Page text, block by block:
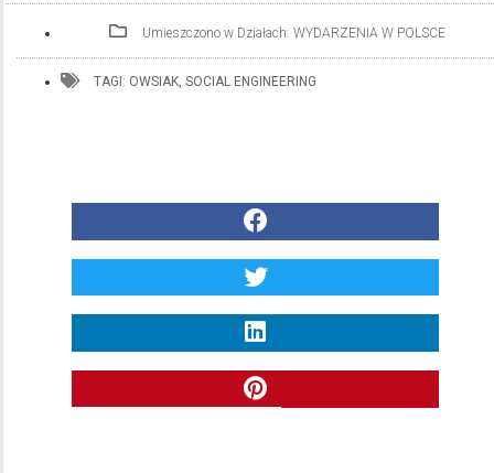
Umieszczono w Działach: WYDARZENIA W POLSCE
TAGI: OWSIAK, SOCIAL ENGINEERING